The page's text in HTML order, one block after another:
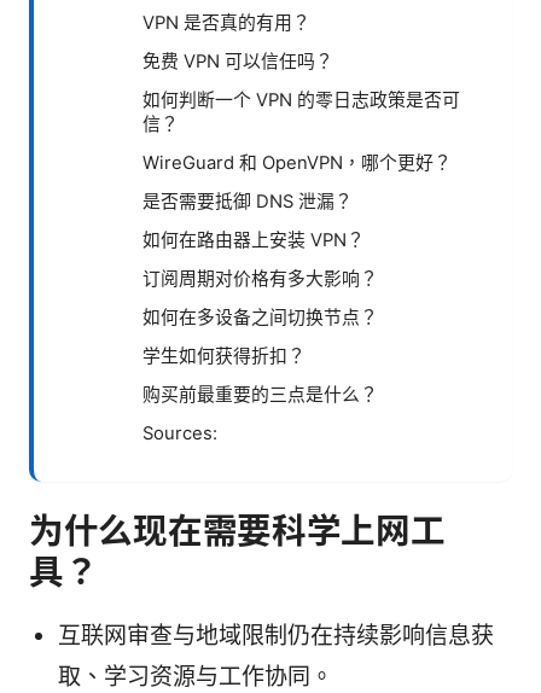
VPN 是否真的有用？
免费 VPN 可以信任吗？
如何判断一个 VPN 的零日志政策是否可
信？
WireGuard 和 OpenVPN，哪个更好？
是否需要抵御 DNS 泄漏？
如何在路由器上安装 VPN？
订阅周期对价格有多大影响？
如何在多设备之间切换节点？
学生如何获得折扣？
购买前最重要的三点是什么？
Sources:
为什么现在需要科学上网工
具？
互联网审查与地域限制仍在持续影响信息获
取、学习资源与工作协同。